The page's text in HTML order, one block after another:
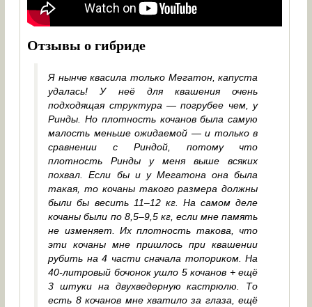
Отзывы о гибриде
Я нынче квасила только Мегатон, капуста
удалась! У неё для квашения очень
подходящая структура — погрубее чем, у
Ринды. Но плотность кочанов была самую
малость меньше ожидаемой — и только в
сравнении с Риндой, потому что
плотность Ринды у меня выше всяких
похвал. Если бы и у Мегатона она была
такая, то кочаны такого размера должны
были бы весить 11–12 кг. На самом деле
кочаны были по 8,5–9,5 кг, если мне память
не изменяет. Их плотность такова, что
эти кочаны мне пришлось при квашении
рубить на 4 части сначала топориком. На
40-литровый бочонок ушло 5 кочанов + ещё
3 штуки на двухведерную кастрюлю. То
есть 8 кочанов мне хватило за глаза, ещё